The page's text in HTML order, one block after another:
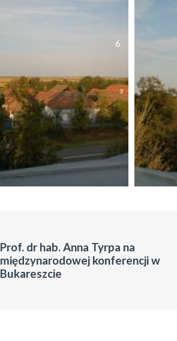
6
Prof. dr hab. Anna Tyrpa na
międzynarodowej konferencji w
Bukareszcie